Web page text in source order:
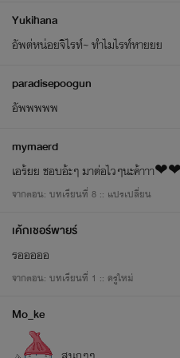
Yukihana
อัพต่หน่อยจิไรท์~ ทำไมไรท์หายยย
paradisepoogun
อัพพพพพ
mymaerd
เอร้ยย ชอบอ้ะๆ มาต่อไวๆนะค้าาา
จากตอน: บทเรียนที่ 8 :: แปรเปลี่ยน
เค้กเชอร์พายร์
รอออออ
จากตอน: บทเรียนที่ 1 :: ครูใหม่
Mo_ke